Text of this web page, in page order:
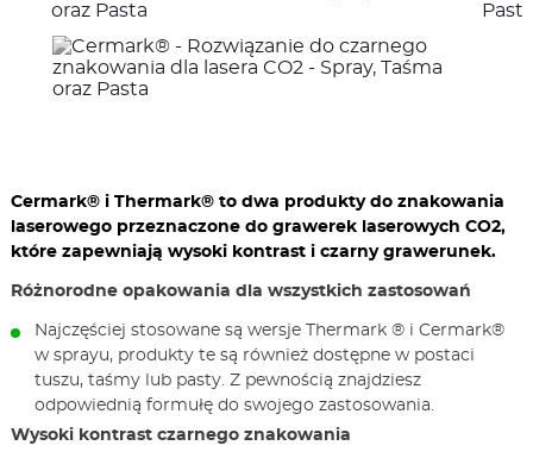
oraz Pasta
Pasta
Cermark® i Thermark® to dwa produkty do znakowania
laserowego przeznaczone do grawerek laserowych CO2,
które zapewniają wysoki kontrast i czarny grawerunek.
Różnorodne opakowania dla wszystkich zastosowań
Najczęściej stosowane są wersje Thermark ® i Cermark®
w sprayu, produkty te są również dostępne w postaci
tuszu, taśmy lub pasty. Z pewnością znajdziesz
odpowiednią formułę do swojego zastosowania.
Wysoki kontrast czarnego znakowania